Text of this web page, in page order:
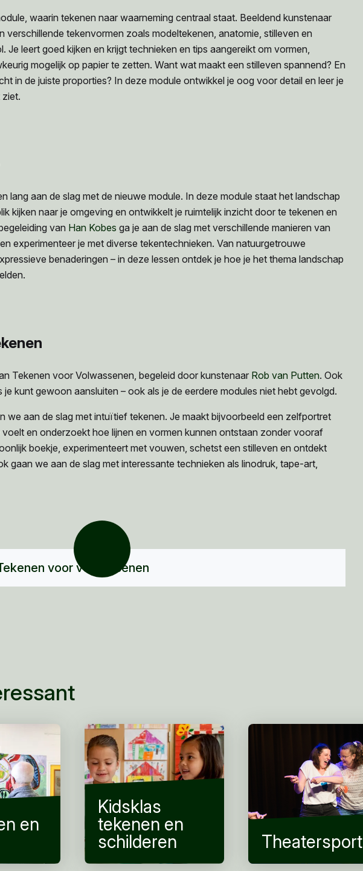
waarin tekenen naar waarneming centraal staat. Beeldend kunstenaar
verschillende tekenvormen zoals modeltekenen, anatomie, stilleven en
Je leert goed kijken en krijgt technieken en tips aangereikt om vormen,
mogelijk op papier te zetten. Want wat maakt een stilleven spannend? En
in de juiste proporties? In deze module ontwikkel je oog voor detail en leer je
lang aan de slag met de nieuwe module. In deze module staat het landschap
kijken naar je omgeving en ontwikkelt je ruimtelijk inzicht door te tekenen en
van Han Kobes ga je aan de slag met verschillende manieren van
experimenteer je met diverse tekentechnieken. Van natuurgetrouwe
benaderingen – in deze lessen ontdek je hoe je het thema landschap
Tekenen voor Volwassenen, begeleid door kunstenaar Rob van Putten. Ook
kunt gewoon aansluiten – ook als je de eerdere modules niet hebt gevolgd.
we aan de slag met intuïtief tekenen. Je maakt bijvoorbeeld een zelfportret
en onderzoekt hoe lijnen en vormen kunnen ontstaan zonder vooraf
boekje, experimenteert met vouwen, schetst een stilleven en ontdekt
gaan we aan de slag met interessante technieken als linodruk, tape-art,
voor volwassenen
en
Kidsklas
tekenen en
schilderen
Theatersport